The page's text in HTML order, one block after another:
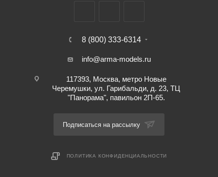
8 (800) 333-6314
info@arma-models.ru
117393, Москва, метро Новые
Черемушки, ул. Гарибальди, д. 23, ТЦ
"Панорама", павильон 2П-65.
Подписаться на рассылку
ПОЛИТИКА КОНФИДЕНЦИАЛЬНОСТИ